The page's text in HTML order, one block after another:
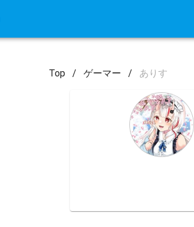
Top / ゲーマー / ありす